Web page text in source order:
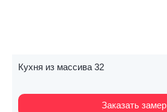
Кухня из массива 32
Заказать замер